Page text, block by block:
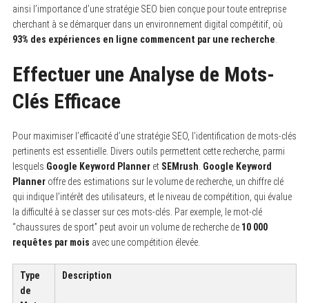
ainsi l’importance d’une stratégie SEO bien conçue pour toute entreprise
cherchant à se démarquer dans un environnement digital compétitif, où
93% des expériences en ligne commencent par une recherche
Effectuer une Analyse de Mots-
Clés Efficace
Pour maximiser l’efficacité d’une stratégie SEO, l’identification de mots-clés
pertinents est essentielle. Divers outils permettent cette recherche, parmi
lesquels Google Keyword Planneret SEMrush Google Keyword
Planneroffre des estimations sur le volume de recherche, un chiffre clé
qui indique l’intérêt des utilisateurs, et le niveau de compétition, qui évalue
la difficulté à se classer sur ces mots-clés. Par exemple, le mot-clé
“chaussures de sport” peut avoir un volume de recherche de 10 000
requêtes par mois avec une compétition élevée.
Type
de
Description